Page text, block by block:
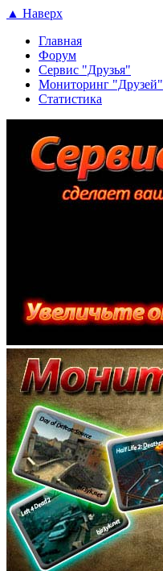
▲ Наверх
Главная
Форум
Сервис "Друзья"
Мониторинг "Друзей"
Статистика